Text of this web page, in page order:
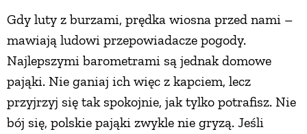
Gdy luty z burzami, prędka wiosna przed nami –
mawiają ludowi przepowiadacze pogody.
Najlepszymi barometrami są jednak domowe
pająki. Nie ganiaj ich więc z kapciem, lecz
przyjrzyj się tak spokojnie, jak tylko potrafisz. Nie
bój się, polskie pająki zwykle nie gryzą. Jeśli